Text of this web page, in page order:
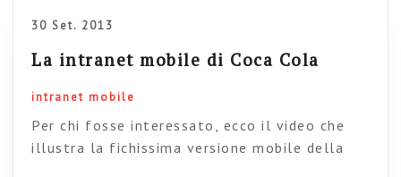
30 Set. 2013
La intranet mobile di Coca Cola
intranet mobile
Per chi fosse interessato, ecco il video che
illustra la fichissima versione mobile della